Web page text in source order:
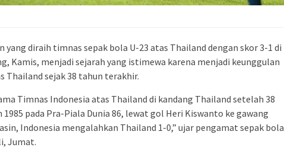
yang diraih timnas sepak bola U-23 atas Thailand dengan skor 3-1 di
Kamis, menjadi sejarah yang istimewa karena menjadi keunggulan
Thailand sejak 38 tahun terakhir.
Timnas Indonesia atas Thailand di kandang Thailand setelah 38
pada Pra-Piala Dunia 86, lewat gol Heri Kiswanto ke gawang
Indonesia mengalahkan Thailand 1-0,” ujar pengamat sepak bola
Jumat.